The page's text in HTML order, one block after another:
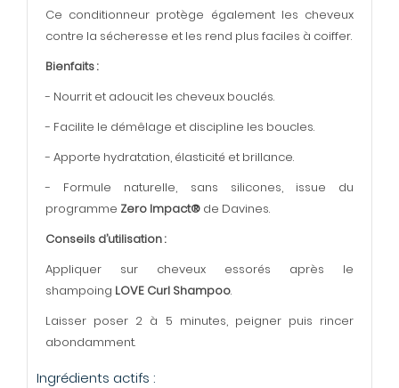
Ce conditionneur protège également les cheveux
contre la sécheresse et les rend plus faciles à coiffer.
Bienfaits :
- Nourrit et adoucit les cheveux bouclés.
- Facilite le démêlage et discipline les boucles.
- Apporte hydratation, élasticité et brillance.
- Formule naturelle, sans silicones, issue du
programme Zero Impact® de Davines.
Conseils d’utilisation :
Appliquer sur cheveux essorés après le
shampoing LOVE Curl Shampoo.
Laisser poser 2 à 5 minutes, peigner puis rincer
abondamment.
Ingrédients actifs :